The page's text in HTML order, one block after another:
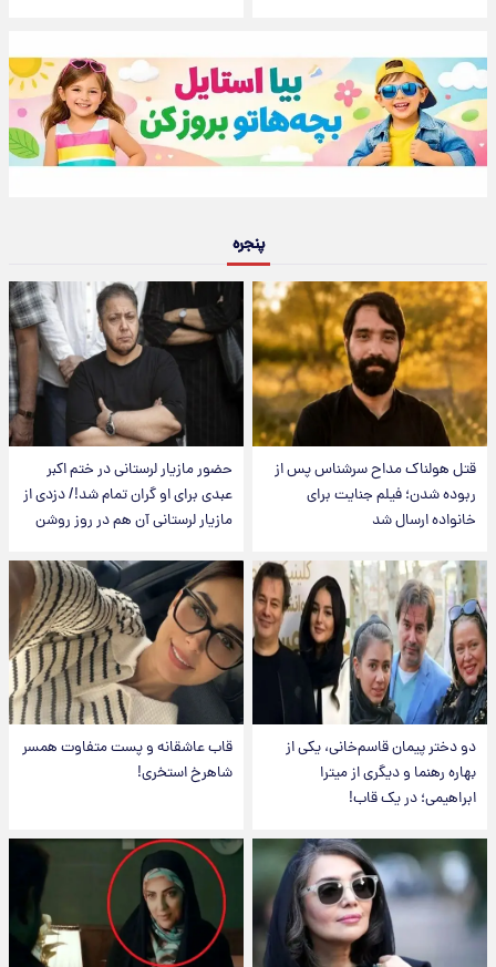
پنجره
قتل هولناک مداح سرشناس پس از
ربوده شدن؛ فیلم جنایت برای
خانواده ارسال شد
حضور مازیار لرستانی در ختم اکبر
عبدی برای او گران تمام شد!/ دزدی از
مازیار لرستانی آن هم در روز روشن
دو دختر پیمان قاسم‌خانی، یکی از
بهاره رهنما و دیگری از میترا
ابراهیمی؛ در یک قاب!
قاب عاشقانه و پست متفاوت همسر
شاهرخ استخری!